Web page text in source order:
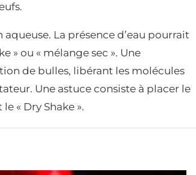
La présence d’eau pourrait
» ou « mélange sec ». Une
de bulles, libérant les molécules
Une astuce consiste à placer le
« Dry Shake ».